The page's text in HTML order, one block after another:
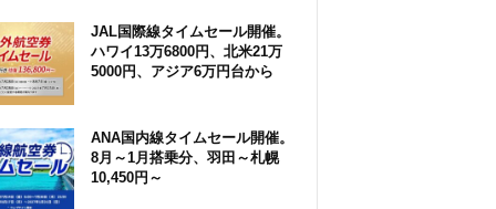
JAL国際線タイムセール開催。
ハワイ13万6800円、北米21万
5000円、アジア6万円台から
ANA国内線タイムセール開催。
8月～1月搭乗分、羽田～札幌
10,450円～